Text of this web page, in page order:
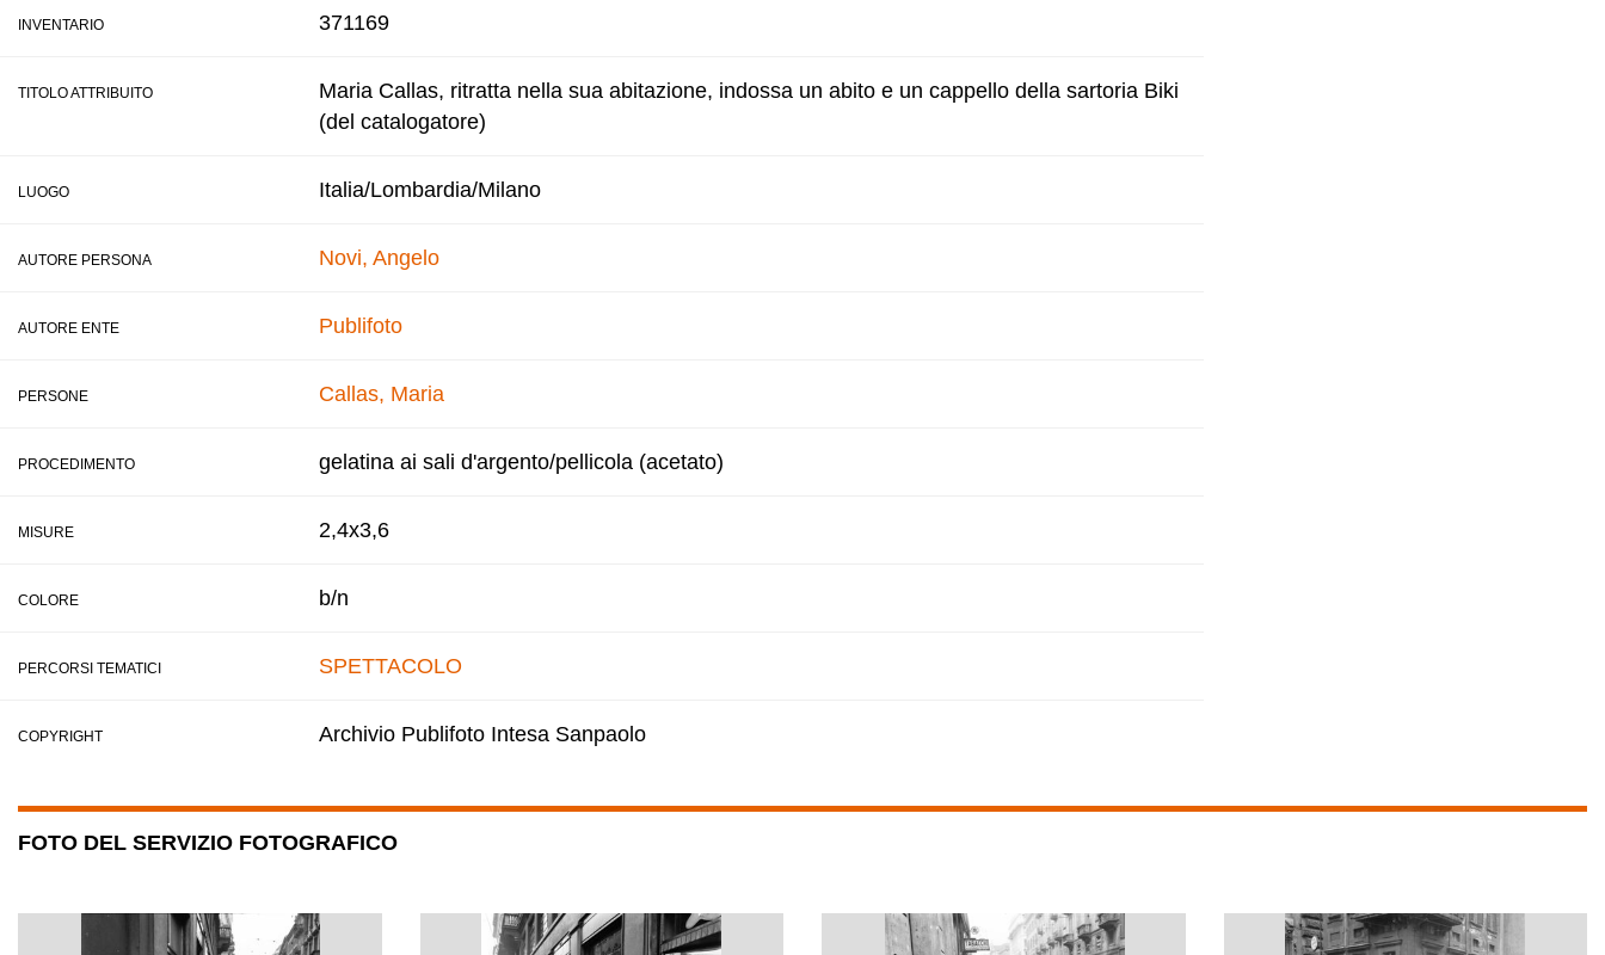
INVENTARIO 371169
TITOLO ATTRIBUITO
Maria Callas, ritratta nella sua abitazione, indossa un abito e un cappello della sartoria Biki
(del catalogatore)
LUOGO Italia/Lombardia/Milano
AUTORE PERSONA Novi, Angelo
AUTORE ENTE Publifoto
PERSONE Callas, Maria
PROCEDIMENTO gelatina ai sali d'argento/pellicola (acetato)
MISURE 2,4x3,6
COLORE b/n
PERCORSI TEMATICI SPETTACOLO
COPYRIGHT Archivio Publifoto Intesa Sanpaolo
FOTO DEL SERVIZIO FOTOGRAFICO